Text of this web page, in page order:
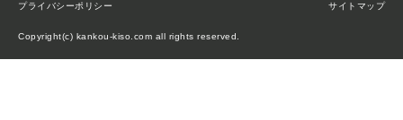
プライバシーポリシー サイトマップ
Copyright(c) kankou-kiso.com all rights reserved.